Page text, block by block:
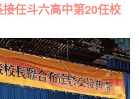
任斗六高中第20任校